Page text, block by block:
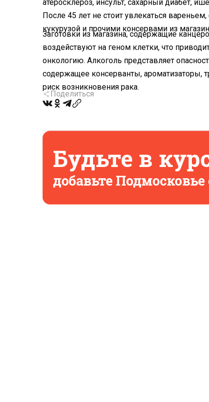
атеросклероз, инсульт, сахарный диабет,
После 45 лет не стоит увлекаться
кукурузой и прочими консервами из
Заготовки из магазина, содержащие
воздействуют на геном клетки, что
онкологию. Алкоголь представляет
содержащее консерванты, ароматизаторы,
риск возникновения рака.
Поделиться